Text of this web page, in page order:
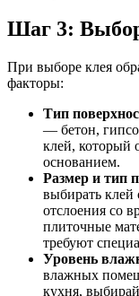
Шаг 3: Выбор
При выборе клея
факторы:
Тип
— бетон,
клей, который
основанием.
Размер и тип
выбирать клей
отслоения со
плиточные
требуют
Уровень
влажных
кухня,